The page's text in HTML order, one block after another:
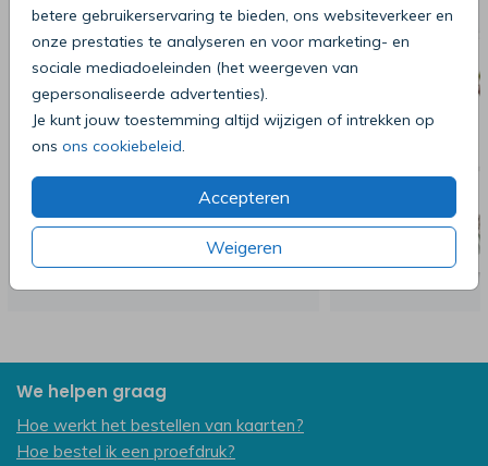
betere gebruikerservaring te bieden, ons websiteverkeer en
onze prestaties te analyseren en voor marketing- en
sociale mediadoeleinden (het weergeven van
gepersonaliseerde advertenties).
Je kunt jouw toestemming altijd wijzigen of intrekken op
ons ons cookiebeleid
Accepteren
Weigeren
We helpen graag
Hoe werkt het bestellen van kaarten?
Hoe bestel ik een proefdruk?